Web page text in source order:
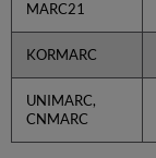
MARC21
KORMARC
UNIMARC,
CNMARC